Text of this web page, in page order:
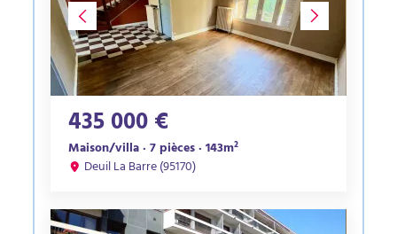
435 000 €
Maison/villa · 7 pièces · 143m²
Deuil La Barre (95170)